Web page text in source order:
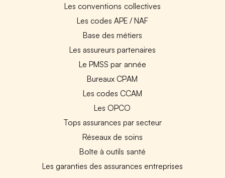
Les conventions collectives
Les codes APE / NAF
Base des métiers
Les assureurs partenaires
Le PMSS par année
Bureaux CPAM
Les codes CCAM
Les OPCO
Tops assurances par secteur
Réseaux de soins
Boîte à outils santé
Les garanties des assurances entreprises